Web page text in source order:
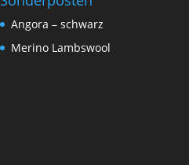
Angora – schwarz
Merino Lambswool